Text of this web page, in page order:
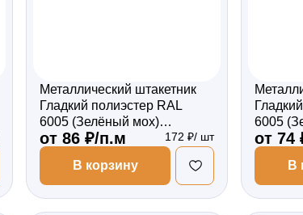
Металлический штакетник
Гладкий полиэстер RAL
6005 (Зелёный мох)
2000*87*0,5 двухсторонний
Прямой
от 86 ₽/п.м 172 ₽/ шт
В корзину
6005
Прямой
от 74
В